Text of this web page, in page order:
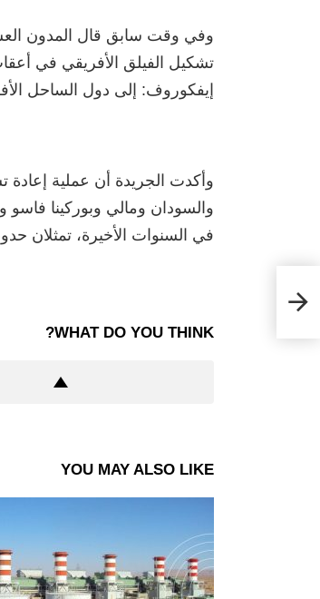
وفي وقت سابق قال المدون
تشكيل الفيلق الأفريقي في
إيفكوروف: إلى دول الساحل
وأكدت الجريدة أن عملية إعادة
والسودان ومالي وبوركينا فاسو
في السنوات الأخيرة، تمثلان
WHAT DO YOU THINK?
YOU MAY ALSO LIKE